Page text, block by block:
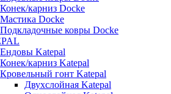
Конек/карниз Docke
Мастика Docke
Подкладочные ковры Docke
Ендовы Katepal
Конек/карниз Katepal
Кровельный гонт Katepal
Двухслойная Katepal